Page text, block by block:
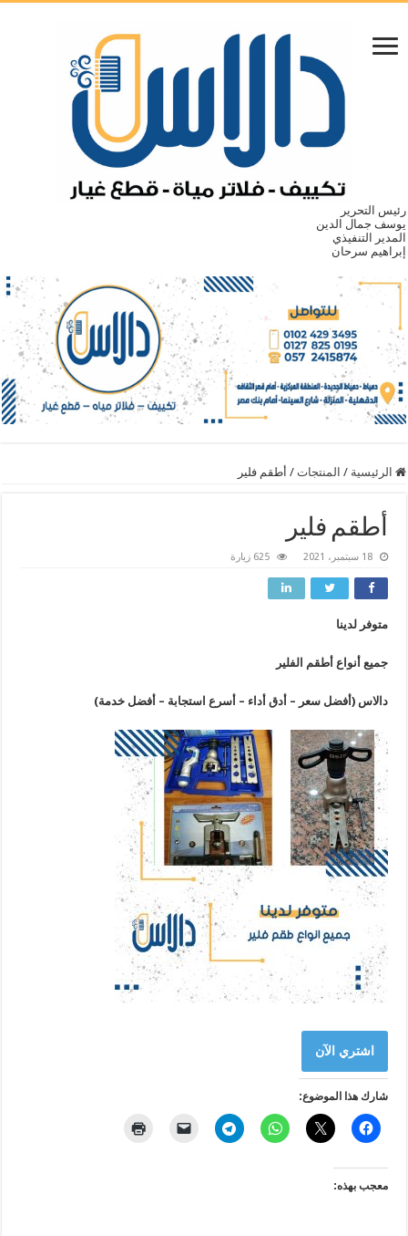
رئيس التحرير
يوسف جمال الدين
المدير التنفيذي
إبراهيم سرحان
الرئيسية / المنتجات / أطقم فلير
أطقم فلير
18 سبتمبر، 2021 625 زيارة
متوفر لدينا
جميع أنواع أطقم الفلير
دالاس (أفضل سعر – أدق أداء – أسرع استجابة – أفضل خدمة)
اشتري الآن
شارك هذا الموضوع:
معجب بهذه: